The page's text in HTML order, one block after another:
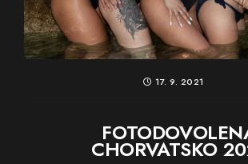
17. 9. 2021
CHORVATSKO